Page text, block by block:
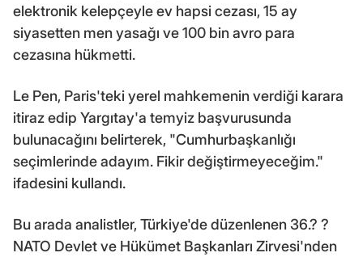
elektronik kelepçeyle ev hapsi cezası, 15 ay
siyasetten men yasağı ve 100 bin avro para
cezasına hükmetti.
Le Pen, Paris'teki yerel mahkemenin verdiği karara
itiraz edip Yargıtay'a temyiz başvurusunda
bulunacağını belirterek, "Cumhurbaşkanlığı
seçimlerinde adayım. Fikir değiştirmeyeceğim."
ifadesini kullandı.
Bu arada analistler, Türkiye'de düzenlenen 36.? ?
NATO Devlet ve Hükümet Başkanları Zirvesi'nden